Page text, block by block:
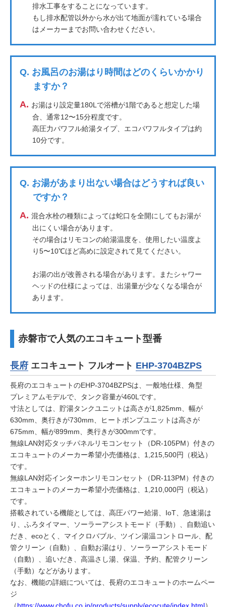
排水工事をすることになっています。
もし排水配管以外から水が出て地面が濡れている場合
はメーカーまでお問い合わせください。
Q. お風呂のお湯はり時間はどのくらいかかり
ますか？
A. お湯はり設定量180Lで浴槽が1階であると想定した場
合、通常12〜15分程度です。
高圧力パワフル給湯タイプ、エコパワフルタイプは約
10分です。
Q. お湯があまり出ない場合はどうすれば良い
ですか？
A. 混合水栓の種類によっては蛇口を全開にしてもお湯が
出にくい場合があります。
その場合はリモコンの給湯温度を、使用したい温度よ
り5〜10℃ほど高めに設定されて見てください。
お湯の出が改善される場合があります。またシャワー
ヘッドの仕様によっては、出湯量が少なくなる場合が
あります。
赤磐市で人気のエコキュート型番
長府 エコキュート フルオート EHP-3704BZPS
長府のエコキュートのEHP-3704BZPSは、一般地仕様、角型
プレミアムモデルで、タンク容量が460Lです。
寸法としては、貯湯タンクユニットは高さが1,825mm、幅が
630mm、奥行きが730mm、ヒートポンプユニットは高さが
675mm、幅が899mm、奥行きが300mmです。
無線LAN対応タッチパネルリモコンセット（DR-105PM）付きの
エコキュートのメーカー希望小売価格は、1,215,500円（税込）
です。
無線LAN対応インターホンリモコンセット（DR-113PM）付きの
エコキュートのメーカー希望小売価格は、1,210,000円（税込）
です。
搭載されている機能としては、高圧パワー給湯、IoT、急速湯は
り、ふろタイマー、ソーラーアシストモード（手動）、自動追い
だき、ecoとく、マイクロバブル、ツイン湯温コントロール、配
管クリーン（自動）、自動お湯はり、ソーラーアシストモード
（自動）、追いだき、高温さし湯、保温、予約、配管クリーン
（手動）などがあります。
なお、機能の詳細については、長府のエコキュートのホームペー
ジ